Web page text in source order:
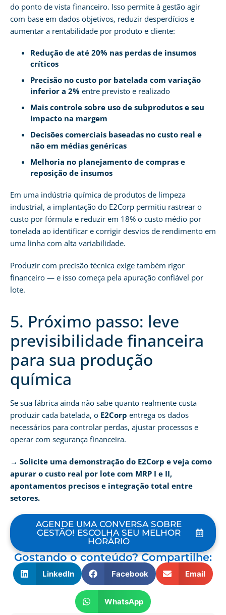
do ponto de vista financeiro. Isso permite à gestão agir
com base em dados objetivos, reduzir desperdícios e
aumentar a rentabilidade por produto e cliente:
Redução de até 20% nas perdas de insumos
críticos
Precisão no custo por batelada com variação
inferior a 2% entre previsto e realizado
Mais controle sobre uso de subprodutos e seu
impacto na margem
Decisões comerciais baseadas no custo real e
não em médias genéricas
Melhoria no planejamento de compras e
reposição de insumos
Em uma indústria química de produtos de limpeza
industrial, a implantação do E2Corp permitiu rastrear o
custo por fórmula e reduzir em 18% o custo médio por
tonelada ao identificar e corrigir desvios de rendimento em
uma linha com alta variabilidade.
Produzir com precisão técnica exige também rigor
financeiro — e isso começa pela apuração confiável por
lote.
5. Próximo passo: leve
previsibilidade financeira
para sua produção
química
Se sua fábrica ainda não sabe quanto realmente custa
produzir cada batelada, o E2Corp entrega os dados
necessários para controlar perdas, ajustar processos e
operar com segurança financeira.
→ Solicite uma demonstração do E2Corp e veja como
apurar o custo real por lote com MRP I e II,
apontamentos precisos e integração total entre
setores.
AGENDE UMA CONVERSA SOBRE
GESTÃO! ESCOLHA SEU MELHOR
HORÁRIO
Gostando o conteúdo? Compartilhe:
LinkedIn Facebook Email
WhatsApp